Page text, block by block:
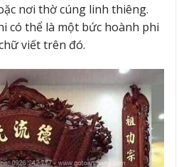
nơi thờ cúng linh thiêng.
có thể là một bức hoành phi
viết trên đó.